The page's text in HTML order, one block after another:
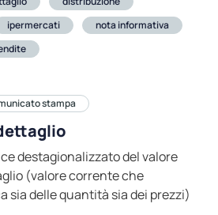
ipermercati
nota informativa
stampa
destagionalizzato del valore
(valore corrente che
sia delle quantità sia dei prezzi)